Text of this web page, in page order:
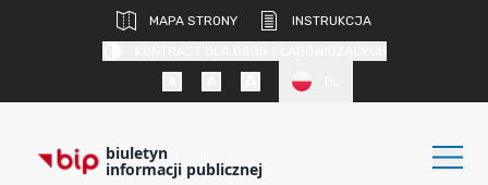
MAPA STRONY
INSTRUKCJA
biuletyn
informacji publicznej